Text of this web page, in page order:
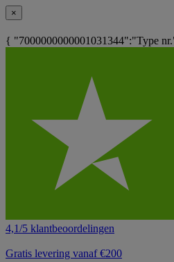
×
{ "7000000000001031344":"Type
4,1/5 klantbeoordelingen
Gratis levering vanaf €200